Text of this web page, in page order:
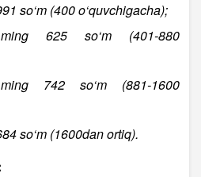
so‘m (400 o‘quvchigacha);
625 so‘m (401-880
742 so‘m (881-1600
so‘m (1600dan ortiq).